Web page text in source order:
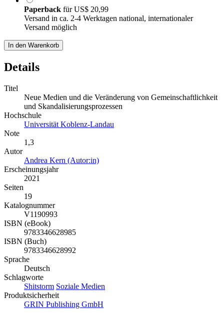
Paperback fürUS$ 20,99
Versand in ca. 2-4 Werktagen national, internationaler
Versand möglich
In den Warenkorb
Details
Titel
Neue Medien und die Veränderung von Gemeinschaftlichkeit
und Skandalisierungsprozessen
Hochschule
Universität Koblenz-Landau
Note
1,3
Autor
Andrea Kern (Autor:in)
Erscheinungsjahr
2021
Seiten
19
Katalognummer
V1190993
ISBN (eBook)
9783346628985
ISBN (Buch)
9783346628992
Sprache
Deutsch
Schlagworte
Shitstorm Soziale Medien
Produktsicherheit
GRIN Publishing GmbH